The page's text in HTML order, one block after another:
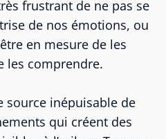
frustrant de ne pas se
de nos émotions, ou
en mesure de les
les comprendre.
source inépuisable de
qui créent des